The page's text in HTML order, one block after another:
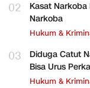
02
Kasat
Narkoba
Hukum &
03
Diduga Catut
Bisa Urus
Hukum &